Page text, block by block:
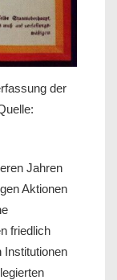
der
Jahren
Aktionen
friedlich
Institutionen